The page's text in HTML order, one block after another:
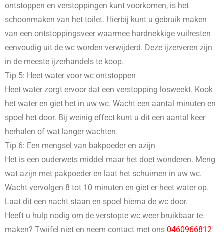
ontstoppen en verstoppingen kunt voorkomen, is het
schoonmaken van het toilet. Hierbij kunt u gebruik maken
van een ontstoppingsveer waarmee hardnekkige vuilresten
eenvoudig uit de wc worden verwijderd. Deze ijzerveren zijn
in de meeste ijzerhandels te koop.
Tip 5: Heet water voor wc ontstoppen
Heet water zorgt ervoor dat een verstopping losweekt. Kook
het water en giet het in uw wc. Wacht een aantal minuten en
spoel het door. Bij weinig effect kunt u dit een aantal keer
herhalen of wat langer wachten.
Tip 6: Een mengsel van bakpoeder en azijn
Het is een ouderwets middel maar het doet wonderen. Meng
wat azijn met pakpoeder en laat het schuimen in uw wc.
Wacht vervolgen 8 tot 10 minuten en giet er heet water op.
Laat dit een nacht staan en spoel hierna de wc door.
Heeft u hulp nodig om de verstopte wc weer bruikbaar te
maken? Twijfel niet en neem contact met ons 0460966812